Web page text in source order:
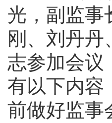
光，副监事
刚、刘丹
志参加会议
有以下内容
前做好监事